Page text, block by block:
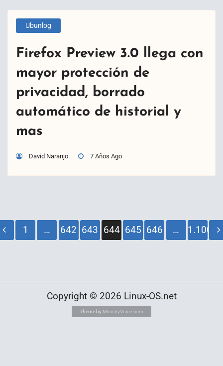
Ubunlog
Firefox Preview 3.0 llega con
mayor protección de
privacidad, borrado
automático de historial y
mas
David Naranjo 7 Años Ago
Paginación
de
1 … 642 643 644 645 646 … 1.100
Copyright © 2026 Linux-OS.net
Theme by MinistryVoice.com